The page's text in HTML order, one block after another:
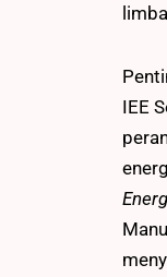
IEE